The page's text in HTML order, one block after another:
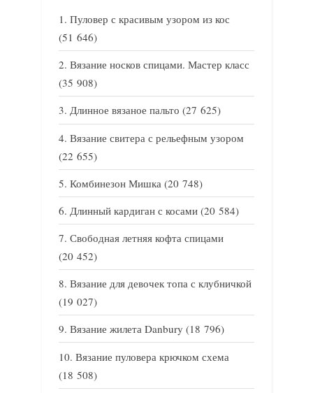
Пуловер с красивым узором из кос
(51 646)
Вязание носков спицами. Мастер класс
(35 908)
Длинное вязаное пальто (27 625)
Вязание свитера с рельефным узором
(22 655)
Комбинезон Мишка (20 748)
Длинный кардиган с косами (20 584)
Свободная летняя кофта спицами
(20 452)
Вязание для девочек топа с клубничкой
(19 027)
Вязание жилета Danbury (18 796)
Вязание пуловера крючком схема
(18 508)